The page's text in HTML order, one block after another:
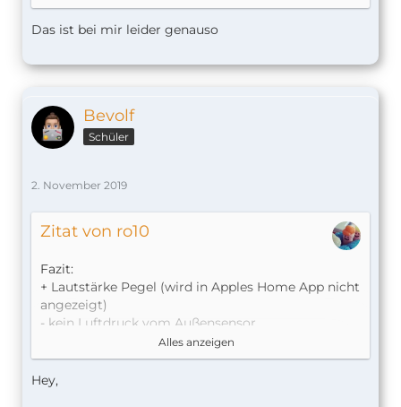
Das ist bei mir leider genauso
Bevolf
Schüler
2. November 2019
Zitat von ro10
Fazit:
+ Lautstärke Pegel (wird in Apples Home App nicht
angezeigt)
- kein Luftdruck vom Außensensor
- keine Daten vom Regenmesser
- keine Daten vom Windmesser
- keine Statistiken und Graphen in Eve
Alles anzeigen
Hey,